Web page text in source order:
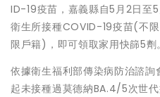
ID-19疫苗，嘉義縣自5月2日至
衛生所接種COVID-19疫苗(不
限戶籍)，即可領取家用快篩5劑。
依據衛生福利部傳染病防治諮詢
起未接種過莫德納BA.4/5次世